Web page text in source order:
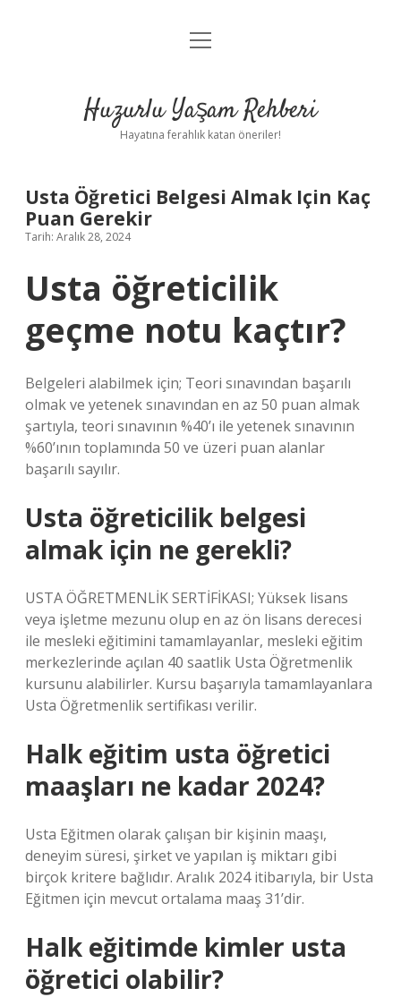
Anasayfa
Yasal Uyarı
menüyü
Huzurlu Yaşam Rehberi
Hayatına ferahlık katan öneriler!
Usta Öğretici Belgesi Almak Için Kaç
Puan Gerekir
Tarih: Aralık 28, 2024
Usta öğreticilik
geçme notu kaçtır?
Belgeleri alabilmek için; Teori sınavından başarılı
olmak ve yetenek sınavından en az 50 puan almak
şartıyla, teori sınavının %40’ı ile yetenek sınavının
%60’ının toplamında 50 ve üzeri puan alanlar
başarılı sayılır.
Usta öğreticilik belgesi
almak için ne gerekli?
USTA ÖĞRETMENLİK SERTİFİKASI; Yüksek lisans
veya işletme mezunu olup en az ön lisans derecesi
ile mesleki eğitimini tamamlayanlar, mesleki eğitim
merkezlerinde açılan 40 saatlik Usta Öğretmenlik
kursunu alabilirler. Kursu başarıyla tamamlayanlara
Usta Öğretmenlik sertifikası verilir.
Halk eğitim usta öğretici
maaşları ne kadar 2024?
Usta Eğitmen olarak çalışan bir kişinin maaşı,
deneyim süresi, şirket ve yapılan iş miktarı gibi
birçok kritere bağlıdır. Aralık 2024 itibarıyla, bir Usta
Eğitmen için mevcut ortalama maaş 31’dir.
Halk eğitimde kimler usta
öğretici olabilir?